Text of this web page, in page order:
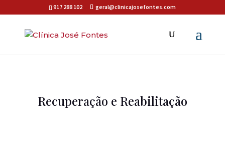
917 288 102 geral@clinicajosefontes.com
Recuperação e Reabilitação